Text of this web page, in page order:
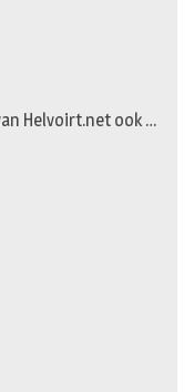
Helvoirt.net ook …